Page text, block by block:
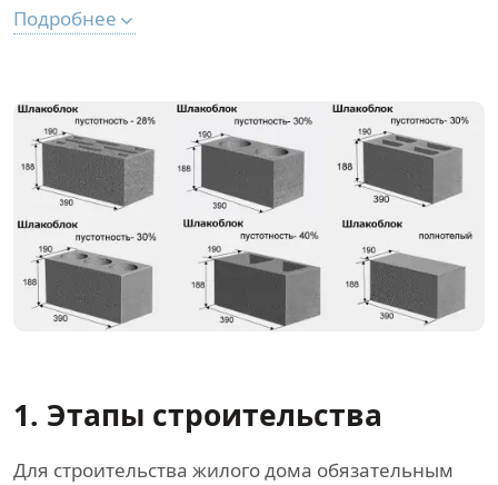
Подробнее
1. Этапы строительства
Для строительства жилого дома обязательным